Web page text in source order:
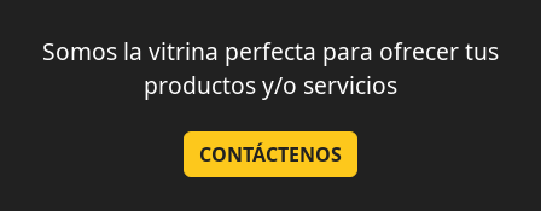
Somos la vitrina perfecta para ofrecer tus
productos y/o servicios
CONTÁCTENOS